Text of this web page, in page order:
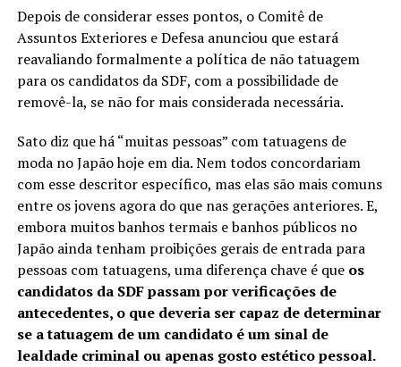
Depois de considerar esses pontos, o Comitê de
Assuntos Exteriores e Defesa anunciou que estará
reavaliando formalmente a política de não tatuagem
para os candidatos da SDF, com a possibilidade de
removê-la, se não for mais considerada necessária.
Sato diz que há “muitas pessoas” com tatuagens de
moda no Japão hoje em dia. Nem todos concordariam
com esse descritor específico, mas elas são mais comuns
entre os jovens agora do que nas gerações anteriores. E,
embora muitos banhos termais e banhos públicos no
Japão ainda tenham proibições gerais de entrada para
pessoas com tatuagens, uma diferença chave é que os
candidatos da SDF passam por verificações de
antecedentes, o que deveria ser capaz de determinar
se a tatuagem de um candidato é um sinal de
lealdade criminal ou apenas gosto estético pessoal.